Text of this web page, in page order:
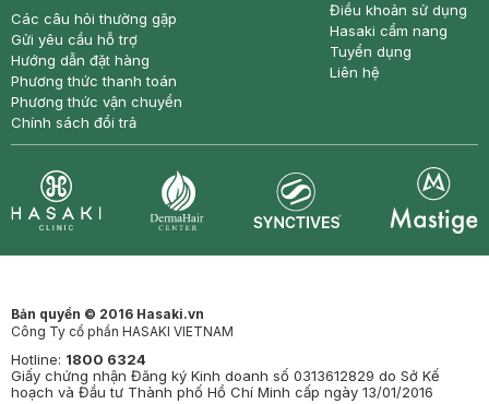
Các câu hỏi thường gặp
Gửi yêu cầu hỗ trợ
Hướng dẫn đặt hàng
Phương thức thanh toán
Phương thức vận chuyển
Chính sách đổi trả
Điều khoản sử dụng
Hasaki cẩm nang
Tuyển dụng
Liên hệ
Bản quyền © 2016 Hasaki.vn
Công Ty cổ phần HASAKI VIETNAM
Hotline: 1800 6324
Giấy chứng nhận Đăng ký Kinh doanh số 0313612829 do Sở Kế
hoạch và Đầu tư Thành phố Hồ Chí Minh cấp ngày 13/01/2016